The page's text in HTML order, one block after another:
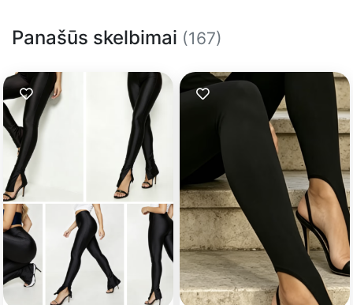
Panašūs skelbimai (167)